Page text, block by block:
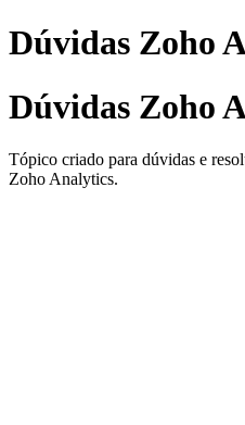
Dúvidas Zoho
Dúvidas Zoho
Tópico criado para dúvidas e
Zoho Analytics.